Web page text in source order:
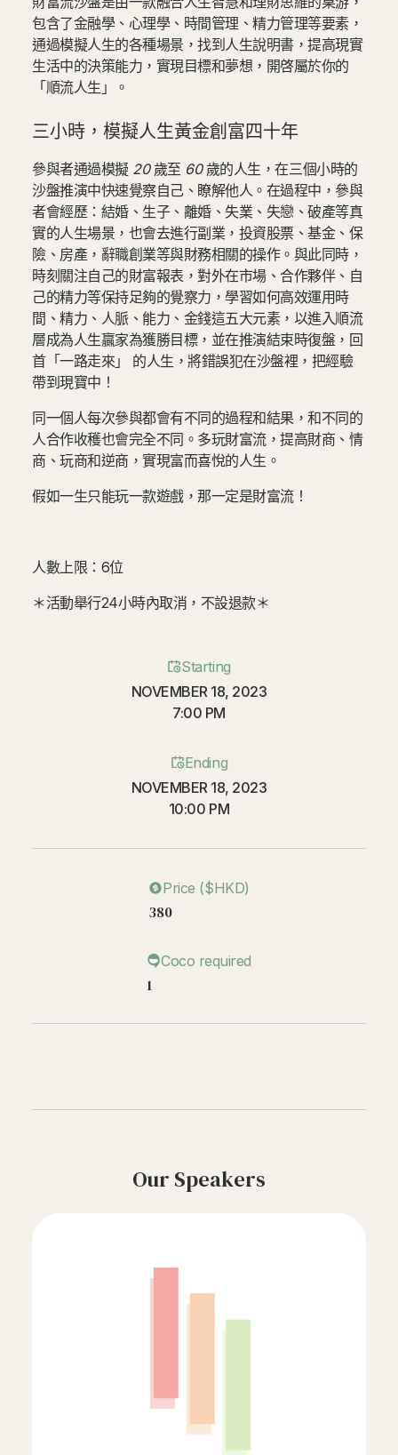
包含了金融學、心理學、時間管理、精力管理等要素，
通過模擬人生的各種場景，找到人生說明書，提高現實
生活中的決策能力，實現目標和夢想，開啓屬於你的
「順流人生」。
三小時，模擬人生黃金創富四十年
參與者通過模擬20 歲至 60 歲的人生，在三個小時的
沙盤推演中快速覺察自己、瞭解他人。在過程中，參與
者會經歷：結婚、生子、離婚、失業、失戀、破產等真
實的人生場景，也會去進行副業，投資股票、基金、保
險、房產，辭職創業等與財務相關的操作。與此同時，
時刻關注自己的財富報表，對外在市場、合作夥伴、自
己的精力等保持足夠的覺察力，學習如何高效運用時
間、精力、人脈、能力、金錢這五大元素，以進入順流
層成為人生贏家為獲勝目標，並在推演結束時復盤，回
首「一路走來」 的人生，將錯誤犯在沙盤裡，把經驗
帶到現寶中！
同一個人每次參與都會有不同的過程和結果，和不同的
人合作收穫也會完全不同。多玩財富流，提高財商、情
商、玩商和逆商，實現富而喜悅的人生。
假如一生只能玩一款遊戲，那一定是財富流！
人數上限：6位
＊活動舉行24小時內取消，不設退款＊
Starting
NOVEMBER 18, 2023
7:00 PM
Ending
NOVEMBER 18, 2023
10:00 PM
Price ($HKD)
380
Coco required
1
Our Speakers